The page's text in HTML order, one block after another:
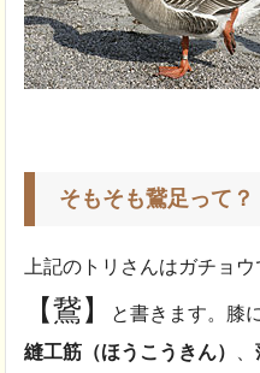
そもそも鵞足って？
上記のトリさんはガチョ
【鵞】
と書きます。膝
縫工筋（ほうこうきん）
、